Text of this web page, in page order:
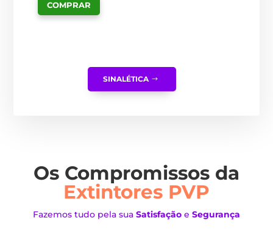
COMPRAR
SINALÉTICA
Os Compromissos da
Extintores PVP
Fazemos tudo pela sua Satisfaçãoe Segurança